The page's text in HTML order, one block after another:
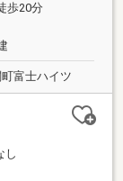
歩20分
富士ハイツ
し